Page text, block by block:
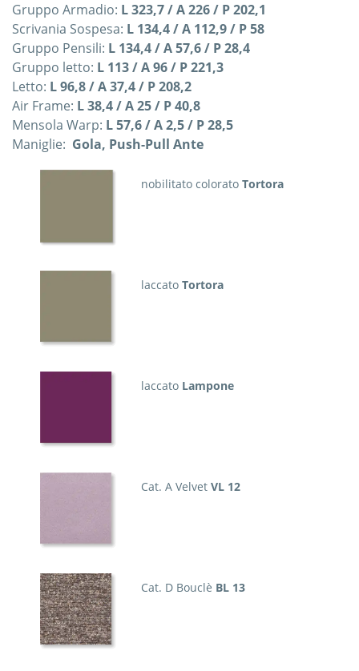
Gruppo Armadio: L 323,7 / A 226 / P 202,1
Scrivania Sospesa: L 134,4 / A 112,9 / P 58
Gruppo Pensili: L 134,4 / A 57,6 / P 28,4
Gruppo letto: L 113 / A 96 / P 221,3
Letto: L 96,8 / A 37,4 / P 208,2
Air Frame: L 38,4 / A 25 / P 40,8
Mensola Warp: L 57,6 / A 2,5 / P 28,5
Maniglie: Gola, Push-Pull Ante
nobilitato colorato Tortora
laccato Tortora
laccato Lampone
Cat. A Velvet VL 12
Cat. D Bouclè BL 13